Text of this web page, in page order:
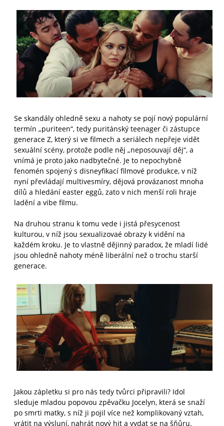
Se skandály ohledně sexu a nahoty se pojí nový populární
termín „puriteen“, tedy puritánský teenager či zástupce
generace Z, který si ve filmech a seriálech nepřeje vidět
sexuální scény, protože podle něj „neposouvají děj“, a
vnímá je proto jako nadbytečné. Je to nepochybně
fenomén spojený s disneyfikací filmové produkce, v níž
nyní převládají multivesmíry, dějová provázanost mnoha
dílů a hledání easter eggů, zato v nich menší roli hraje
ladění a vibe filmu.
Na druhou stranu k tomu vede i jistá přesycenost
kulturou, v níž jsou sexualizovaé obrazy k vidění na
každém kroku. Je to vlastně dějinný paradox, že mladí lidé
jsou ohledně nahoty méně liberální než o trochu starší
generace.
Jakou zápletku si pro nás tedy tvůrci připravili? Idol
sleduje mladou popovou zpěvačku Jocelyn, která se snaží
po smrti matky, s níž ji pojil více než komplikovaný vztah,
vrátit na výsluní, nahrát nový hit a vydat se na šňůru.